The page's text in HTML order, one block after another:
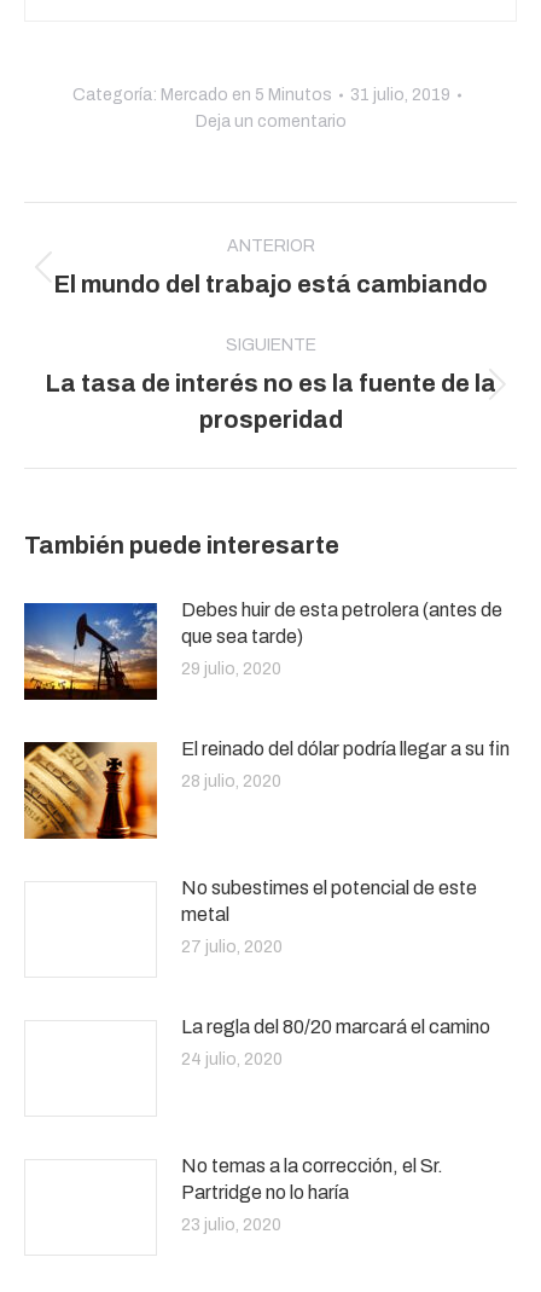
Categoría: Mercado en 5 Minutos
31 julio, 2019
Deja un comentario
entre
publicaciones
ANTERIOR
Publicación
El mundo del trabajo está cambiando
SIGUIENTE
Publicación
siguiente:
La tasa de interés no es la fuente de la
prosperidad
También puede interesarte
Debes huir de esta petrolera (antes de
que sea tarde)
29 julio, 2020
El reinado del dólar podría llegar a su fin
28 julio, 2020
No subestimes el potencial de este
metal
27 julio, 2020
La regla del 80/20 marcará el camino
24 julio, 2020
No temas a la corrección, el Sr.
Partridge no lo haría
23 julio, 2020